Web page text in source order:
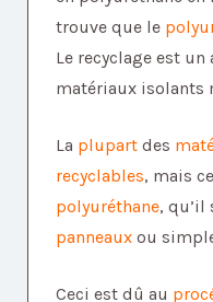
trouve que le
Le recyclage est
matériaux isolants
La plupart des
recyclables, mais
polyuréthane, qu’il
panneaux ou
Ceci est dû au